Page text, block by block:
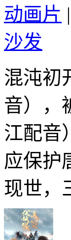
动画片 |
沙发
混沌初
音），
江配音
应保护
现世，